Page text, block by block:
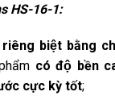
HS-16-1:
biệt bằng
có độ bền
cực kỳ tốt;